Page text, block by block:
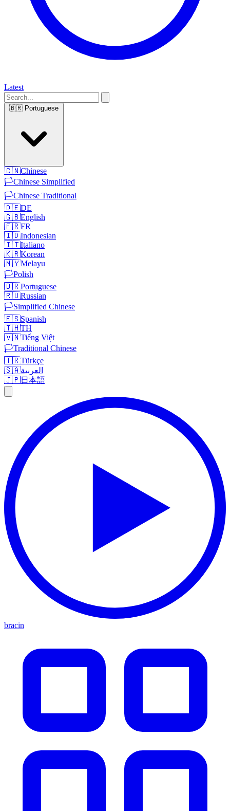
Latest
🇧🇷 Portuguese
🇨🇳Chinese
🏳️Chinese Simplified
🏳️Chinese Traditional
🇩🇪DE
🇬🇧English
🇫🇷FR
🇮🇩Indonesian
🇮🇹Italiano
🇰🇷Korean
🇲🇾Melayu
🏳️Polish
🇧🇷Portuguese
🇷🇺Russian
🏳️Simplified Chinese
🇪🇸Spanish
🇹🇭TH
🇻🇳Tiếng Việt
🏳️Traditional Chinese
🇹🇷Türkçe
🇸🇦العربية
🇯🇵日本語
bracin